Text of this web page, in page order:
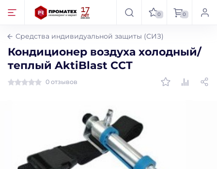
0 0
Средства индивидуальной защиты (СИЗ)
Кондиционер воздуха холодный/
теплый AktiBlast CCT
0 отзывов